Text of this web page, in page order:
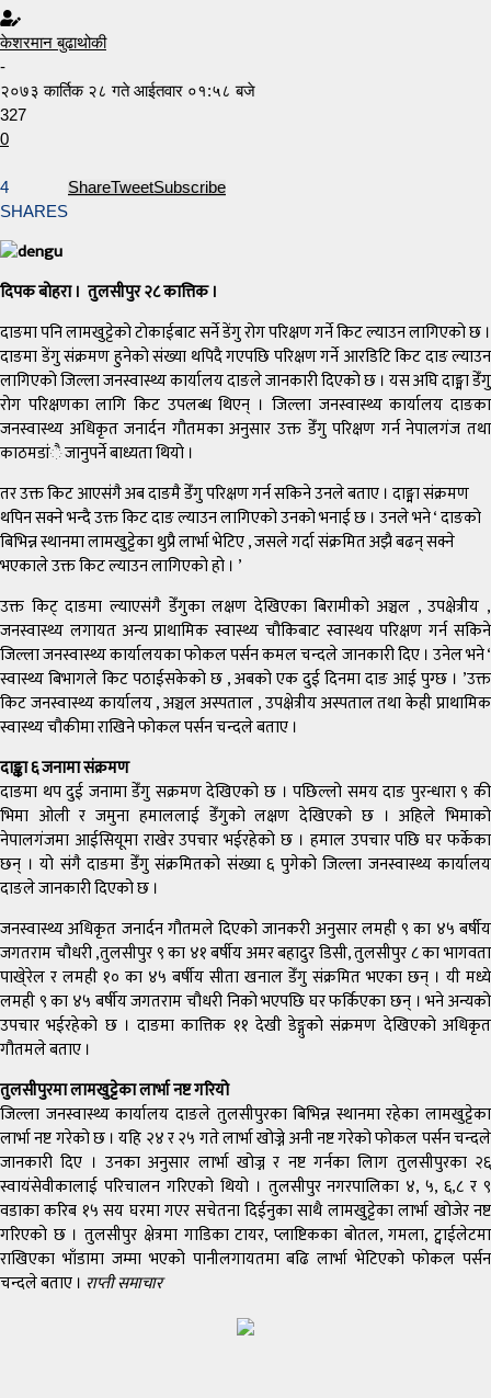
केशरमान बुढाथोकी
-
२०७३ कार्तिक २८ गते आईतवार ०१:५८ बजे
327
0
4
SHARES
ShareTweetSubscribe
दिपक बोहरा । तुलसीपुर २८ कात्तिक ।
दाङमा पनि लामखुट्टेको टोकाईबाट सर्ने डेंगु रोग परिक्षण गर्ने किट ल्याउन लागिएको छ ।
दाङमा डेंगु संक्रमण हुनेको संख्या थपिदै गएपछि परिक्षण गर्ने आरडिटि किट दाङ ल्याउन
लागिएको जिल्ला जनस्वास्थ्य कार्यालय दाङले जानकारी दिएको छ । यस अघि दाङ्मा डेँगु
रोग परिक्षणका लागि किट उपलब्ध थिएन् । जिल्ला जनस्वास्थ्य कार्यालय दाङका
जनस्वास्थ्य अधिकृत जनार्दन गौतमका अनुसार उक्त डेँगु परिक्षण गर्न नेपालगंज तथा
काठमडांै जानुपर्ने बाध्यता थियो ।
तर उक्त किट आएसंगै अब दाङमै डेँगु परिक्षण गर्न सकिने उनले बताए । दाङ्मा संक्रमण
थपिन सक्ने भन्दै उक्त किट दाङ ल्याउन लागिएको उनको भनाई छ । उनले भने ‘ दाङको
बिभिन्न स्थानमा लामखुट्टेका थुप्रै लार्भा भेटिए , जसले गर्दा संक्रमित अझै बढन् सक्ने
भएकाले उक्त किट ल्याउन लागिएको हो । ’
उक्त किट् दाङमा ल्याएसंगै डेँगुका लक्षण देखिएका बिरामीको अञ्चल , उपक्षेत्रीय ,
जनस्वास्थ्य लगायत अन्य प्राथामिक स्वास्थ्य चौकिबाट स्वास्थय परिक्षण गर्न सकिने
जिल्ला जनस्वास्थ्य कार्यालयका फोकल पर्सन कमल चन्दले जानकारी दिए । उनेल भने ‘
स्वास्थ्य बिभागले किट पठाईसकेको छ , अबको एक दुई दिनमा दाङ आई पुग्छ । ’उक्त
किट जनस्वास्थ्य कार्यालय , अञ्चल अस्पताल , उपक्षेत्रीय अस्पताल तथा केही प्राथामिक
स्वास्थ्य चौकीमा राखिने फोकल पर्सन चन्दले बताए ।
दाङ्का ६ जनामा संक्रमण
दाङमा थप दुई जनामा डेँगु सक्रमण देखिएको छ । पछिल्लो समय दाङ पुरन्धारा ९ की
भिमा ओली र जमुना हमाललाई डेँगुको लक्षण देखिएको छ । अहिले भिमाको
नेपालगंजमा आईसियूमा राखेर उपचार भईरहेको छ । हमाल उपचार पछि घर फर्केका
छन् । यो संगै दाङमा डेँगु संक्रमितको संख्या ६ पुगेको जिल्ला जनस्वास्थ्य कार्यालय
दाङले जानकारी दिएको छ ।
जनस्वास्थ्य अधिकृत जनार्दन गौतमले दिएको जानकरी अनुसार लमही ९ का ४५ बर्षीय
जगतराम चौधरी ,तुलसीपुर ९ का ४१ बर्षीय अमर बहादुर डिसी, तुलसीपुर ८ का भागवता
पाखे्रेल र लमही १० का ४५ बर्षीय सीता खनाल डेँगु संक्रमित भएका छन् । यी मध्ये
लमही ९ का ४५ बर्षीय जगतराम चौधरी निको भएपछि घर फर्किएका छन् । भने अन्यको
उपचार भईरहेको छ । दाङमा कात्तिक ११ देखी डेङ्गुको संक्रमण देखिएको अधिकृत
गौतमले बताए ।
तुलसीपुरमा लामखुट्टेका लार्भा नष्ट गरियो
जिल्ला जनस्वास्थ्य कार्यालय दाङले तुलसीपुरका बिभिन्न स्थानमा रहेका लामखुट्टेका
लार्भा नष्ट गरेको छ । यहि २४ र २५ गते लार्भा खोज्ने अनी नष्ट गरेको फोकल पर्सन चन्दले
जानकारी दिए । उनका अनुसार लार्भा खोज्न र नष्ट गर्नका लािग तुलसीपुरका २६
स्वायंसेवीकालाई परिचालन गरिएको थियो । तुलसीपुर नगरपालिका ४, ५, ६,८ र ९
वडाका करिब १५ सय घरमा गएर सचेतना दिईनुका साथै लामखुट्टेका लार्भा खोजेर नष्ट
गरिएको छ । तुलसीपुर क्षेत्रमा गाडिका टायर, प्लाष्टिकका बोतल, गमला, ट्वाईलेटमा
राखिएका भाँडामा जम्मा भएको पानीलगायतमा बढि लार्भा भेटिएको फोकल पर्सन
चन्दले बताए । राप्ती समाचार